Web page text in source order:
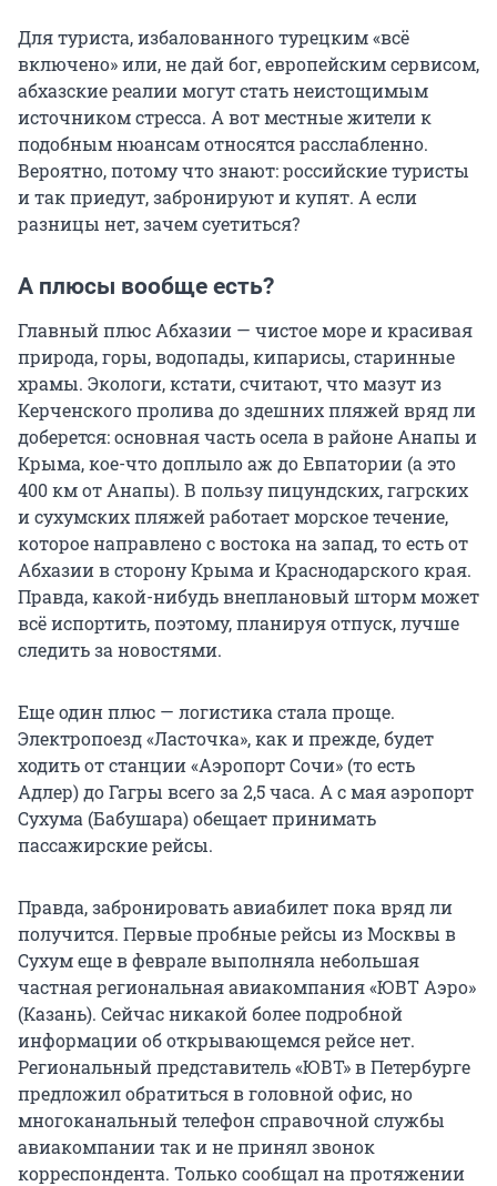
Для туриста, избалованного турецким «всё
включено» или, не дай бог, европейским сервисом,
абхазские реалии могут стать неистощимым
источником стресса. А вот местные жители к
подобным нюансам относятся расслабленно.
Вероятно, потому что знают: российские туристы
и так приедут, забронируют и купят. А если
разницы нет, зачем суетиться?
А плюсы вообще есть?
Главный плюс Абхазии — чистое море и красивая
природа, горы, водопады, кипарисы, старинные
храмы. Экологи, кстати, считают, что мазут из
Керченского пролива до здешних пляжей вряд ли
доберется: основная часть осела в районе Анапы и
Крыма, кое-что доплыло аж до Евпатории (а это
400 км от Анапы). В пользу пицундских, гагрских
и сухумских пляжей работает морское течение,
которое направлено с востока на запад, то есть от
Абхазии в сторону Крыма и Краснодарского края.
Правда, какой-нибудь внеплановый шторм может
всё испортить, поэтому, планируя отпуск, лучше
следить за новостями.
Еще один плюс — логистика стала проще.
Электропоезд «Ласточка», как и прежде, будет
ходить от станции «Аэропорт Сочи» (то есть
Адлер) до Гагры всего за 2,5 часа. А с мая аэропорт
Сухума (Бабушара) обещает принимать
пассажирские рейсы.
Правда, забронировать авиабилет пока вряд ли
получится. Первые пробные рейсы из Москвы в
Сухум еще в феврале выполняла небольшая
частная региональная авиакомпания «ЮВТ Аэро»
(Казань). Сейчас никакой более подробной
информации об открывающемся рейсе нет.
Региональный представитель «ЮВТ» в Петербурге
предложил обратиться в головной офис, но
многоканальный телефон справочной службы
авиакомпании так и не принял звонок
корреспондента. Только сообщал на протяжении